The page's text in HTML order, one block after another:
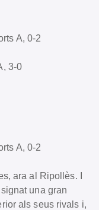
A, 0-2
3-0
A, 0-2
ara al Ripollès. I
una gran
als seus rivals i,